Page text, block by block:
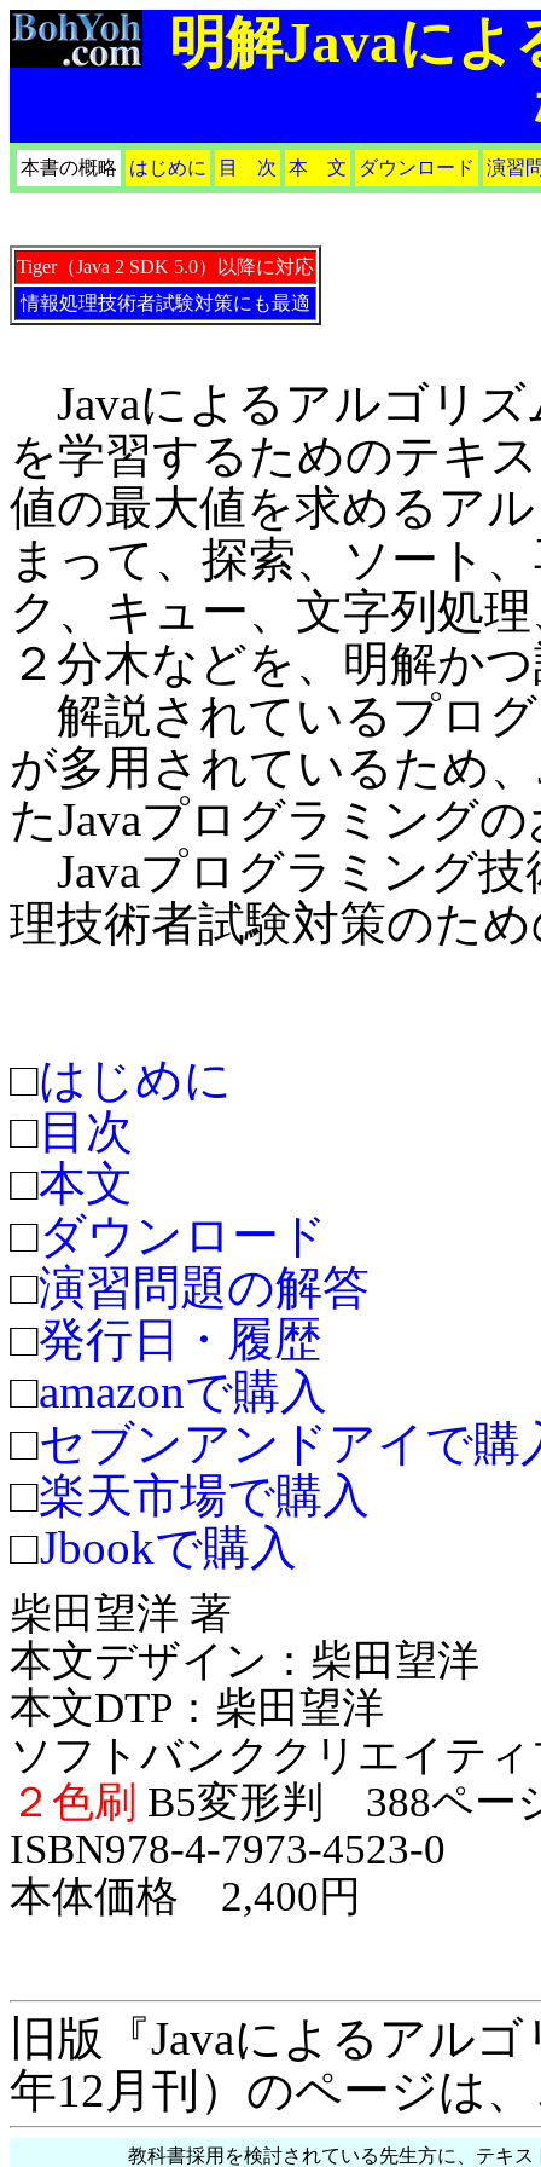
明解Javaに
本書の概略 はじめに 目 次 本 文 ダウンロード 演習
Tiger（Java 2 SDK 5.0）以降に対応
情報処理技術者試験対策にも最適
Javaによるアルゴリズ
を学習するためのテキ
値の最大値を求めるア
まって、探索、ソート
ク、キュー、文字列処
２分木などを、明解か
解説されているプロ
が多用されているため
たJavaプログラミング
Javaプログラミング
理技術者試験対策のた
□はじめに
□目次
□本文
□ダウンロード
□演習問題の解答
□発行日・履歴
□amazonで購入
□セブンアンドアイで
□楽天市場で購入
□Jbookで購入
柴田望洋 著
本文デザイン：柴田望洋
本文DTP：柴田望洋
ソフトバンククリエイティ
２色刷 B5変形判 388ペー
ISBN978-4-7973-4523-0
本体価格 2,400円
旧版『Javaによるアル
年12月刊）のページは、
教科書採用を検討されている先生方に、テキ